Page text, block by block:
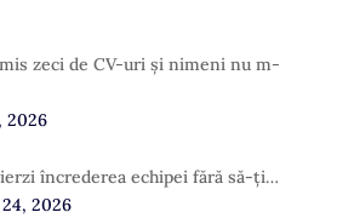
zeci de CV-uri și nimeni nu m-
2026
încrederea echipei fără să-ți…
2026